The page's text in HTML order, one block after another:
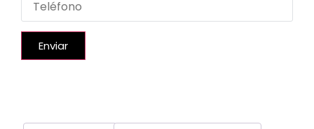
Enviar